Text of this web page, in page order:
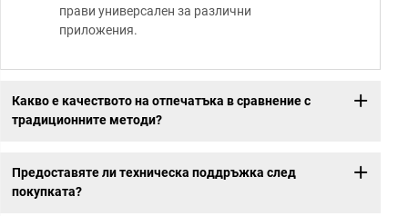
прави универсален за различни
приложения.
Какво е качеството на отпечатъка в сравнение с
традиционните методи?
Предоставяте ли техническа поддръжка след
покупката?